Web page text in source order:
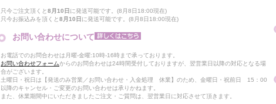
只今ご注文頂くと8月10日 に発送可能です。(8月8日18:00現在)
只今お振込みを頂くと8月10日 に発送可能です。(8月8日18:00現在)
お問い合わせについて
お電話でのお問合わせは月曜-金曜:10時-16時まで承っております。
お問い合わせフォームからのお問合わせは24時間受付しておりますが、翌営業日以降の対応となる場
合がございます。
土曜日・祝日は【発送のみ営業／お問い合わせ・入金処理 休業】のため、金曜日・祝前日 15：00
以降のキャンセル・ご変更のお問い合わせは承りかねます。
また、休業期間中にいただきましたご注文・ご質問は、翌営業日に対応させて頂きます。